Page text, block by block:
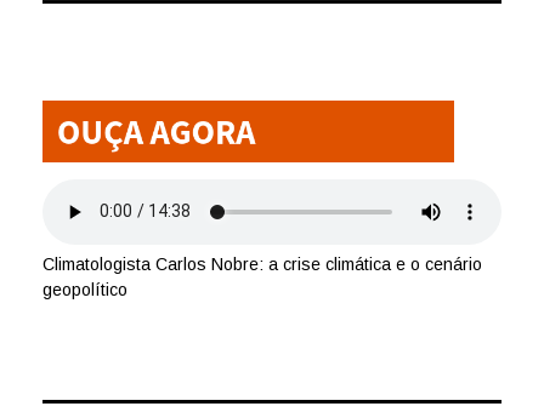
Climatologista Carlos Nobre: a crise climática e o cenário
geopolítico